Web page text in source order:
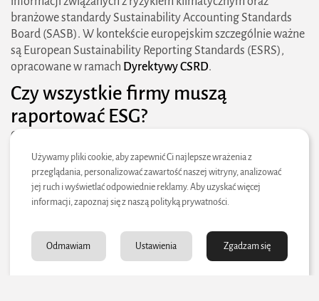
2026 zielonestrefy.pl Wszelkie prawa
zastrzeżone. Treści publikowane w serwisie są
chronione prawem autorskim.
branżowe standardy Sustainability Accounting Standards
Board (SASB). W kontekście europejskim szczególnie ważne
są European Sustainability Reporting Standards (ESRS),
opracowane w ramach Dyrektywy CSRD.
Czy wszystkie firmy muszą
raportować ESG?
Obowiązek raportowania ESG
tym wielkości firmy, sektora działalności oraz lokalizacji
geograficznej. W Unii Europejskiej Dyrektywa CSRD
obejmuje wszystkie duże spółki oraz wszystkie spółki
notowane na rynkach regulowanych UE, z wyjątkiem
Nawet firmy nieobjęte bezpośrednio obowiązkiem
raportowania mogą odczuwać presję ze strony różnych
Używamy pliki cookie, aby zapewnić Ci najlepsze wrażenia z
przeglądania, personalizować zawartość naszej witryny, analizować
jej ruch i wyświetlać odpowiednie reklamy. Aby uzyskać więcej
informacji, zapoznaj się z naszą polityką prywatności.
Zgadzam się
Ustawienia
Odmawiam